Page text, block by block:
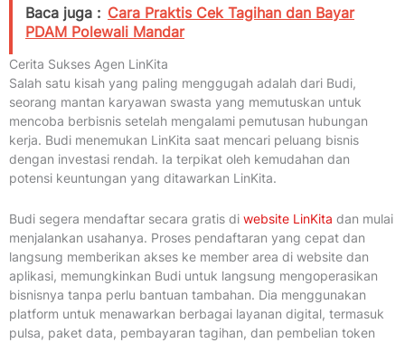
Baca juga : Cara Praktis Cek Tagihan dan Bayar
PDAM Polewali Mandar
Cerita Sukses Agen LinKita
Salah satu kisah yang paling menggugah adalah dari Budi,
seorang mantan karyawan swasta yang memutuskan untuk
mencoba berbisnis setelah mengalami pemutusan hubungan
kerja. Budi menemukan LinKita saat mencari peluang bisnis
dengan investasi rendah. Ia terpikat oleh kemudahan dan
potensi keuntungan yang ditawarkan LinKita.
Budi segera mendaftar secara gratis di website LinKita dan mulai
menjalankan usahanya. Proses pendaftaran yang cepat dan
langsung memberikan akses ke member area di website dan
aplikasi, memungkinkan Budi untuk langsung mengoperasikan
bisnisnya tanpa perlu bantuan tambahan. Dia menggunakan
platform untuk menawarkan berbagai layanan digital, termasuk
pulsa, paket data, pembayaran tagihan, dan pembelian token